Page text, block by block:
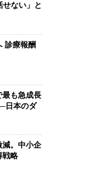
せない」と
診療報酬
最も急成長
日本のダ
減。中小企
戦略